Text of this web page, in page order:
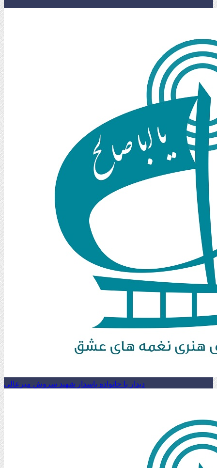
دیدار با خانواده پاسدار شهید سروش میرعالی